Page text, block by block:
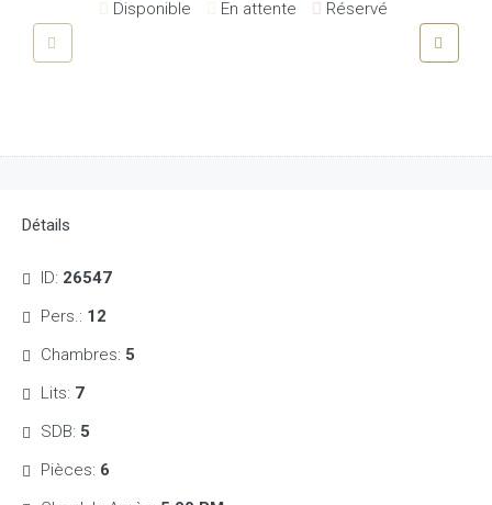
Disponible En attente Réservé
Détails
ID: 26547
Pers.: 12
Chambres: 5
Lits: 7
SDB: 5
Pièces: 6